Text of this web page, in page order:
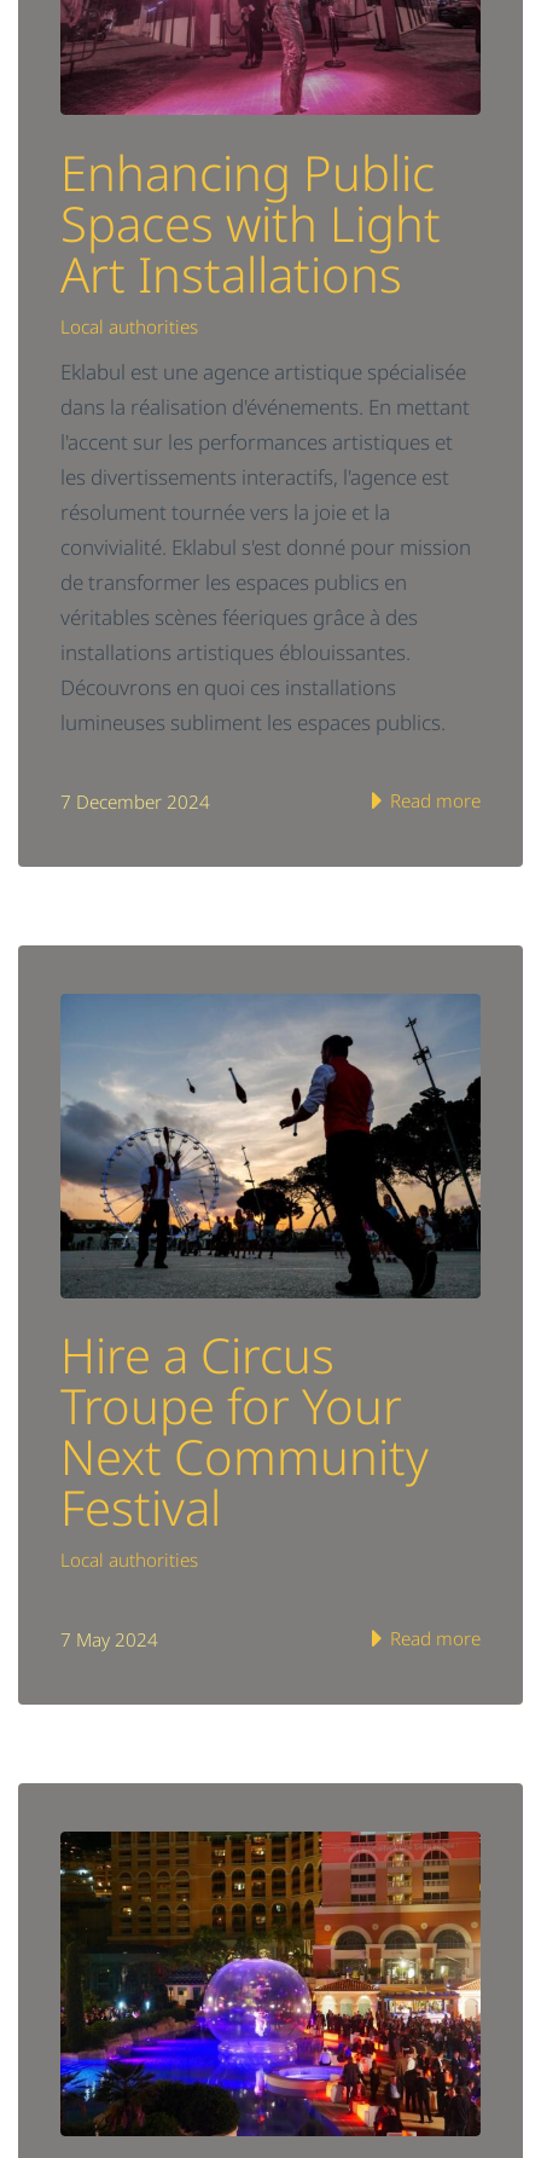
Enhancing Public
Spaces with Light
Art Installations
Local authorities
Eklabul est une agence artistique spécialisée
dans la réalisation d'événements. En mettant
l'accent sur les performances artistiques et
les divertissements interactifs, l'agence est
résolument tournée vers la joie et la
convivialité. Eklabul s'est donné pour mission
de transformer les espaces publics en
véritables scènes féeriques grâce à des
installations artistiques éblouissantes.
Découvrons en quoi ces installations
lumineuses subliment les espaces publics.
7 December 2024 Read more
Hire a Circus
Troupe for Your
Next Community
Festival
Local authorities
7 May 2024 Read more